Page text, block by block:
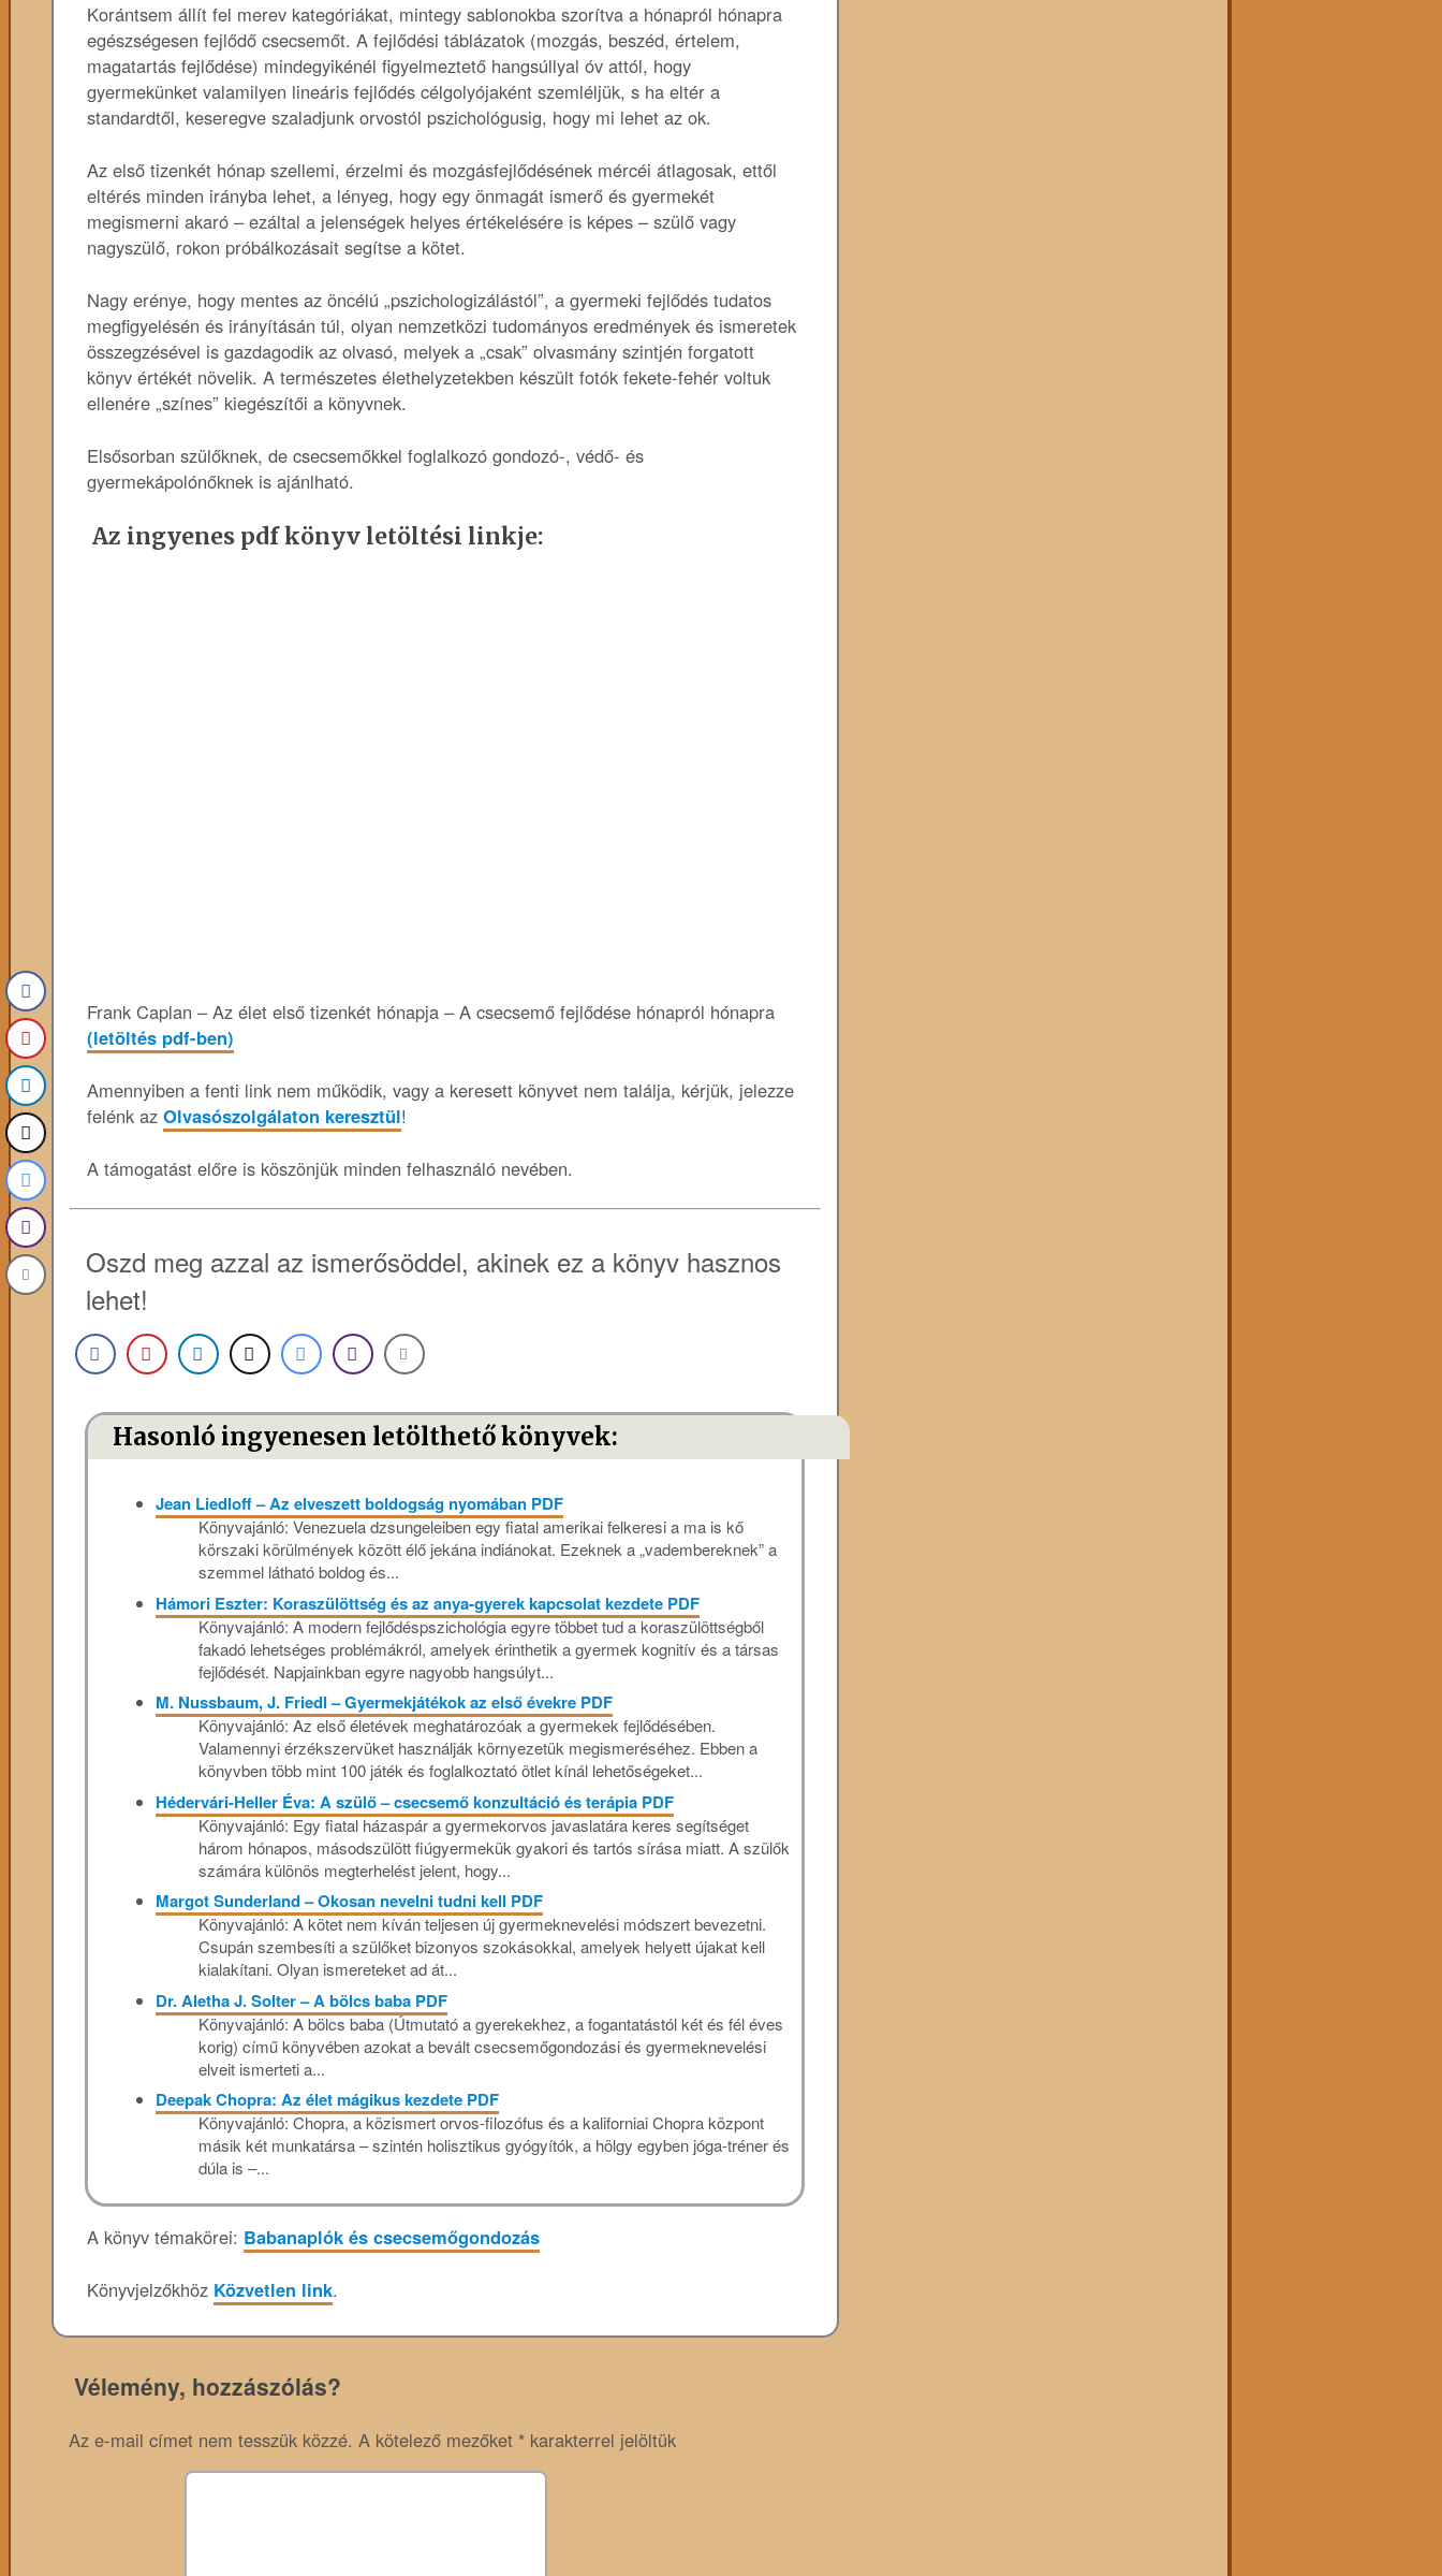
Korántsem állít fel merev kategóriákat, mintegy sablonokba szorítva a hónapról hónapra
egészségesen fejlődő csecsemőt. A fejlődési táblázatok (mozgás, beszéd, értelem,
magatartás fejlődése) mindegyikénél figyelmeztető hangsúllyal óv attól, hogy
gyermekünket valamilyen lineáris fejlődés célgolyójaként szemléljük, s ha eltér a
standardtől, keseregve szaladjunk orvostól pszichológusig, hogy mi lehet az ok.
Az első tizenkét hónap szellemi, érzelmi és mozgásfejlődésének mércéi átlagosak, ettől
eltérés minden irányba lehet, a lényeg, hogy egy önmagát ismerő és gyermekét
megismerni akaró – ezáltal a jelenségek helyes értékelésére is képes – szülő vagy
nagyszülő, rokon próbálkozásait segítse a kötet.
Nagy erénye, hogy mentes az öncélú „pszichologizálástól”, a gyermeki fejlődés tudatos
megfigyelésén és irányításán túl, olyan nemzetközi tudományos eredmények és ismeretek
összegzésével is gazdagodik az olvasó, melyek a „csak” olvasmány szintjén forgatott
könyv értékét növelik. A természetes élethelyzetekben készült fotók fekete-fehér voltuk
ellenére „színes” kiegészítői a könyvnek.
Elsősorban szülőknek, de csecsemőkkel foglalkozó gondozó-, védő- és
gyermekápolónőknek is ajánlható.
Az ingyenes pdf könyv letöltési linkje:
Frank Caplan – Az élet első tizenkét hónapja – A csecsemő fejlődése hónapról hónapra
(letöltés pdf-ben)
Amennyiben a fenti link nem működik, vagy a keresett könyvet nem találja, kérjük, jelezze
felénk az Olvasószolgálaton keresztül!
A támogatást előre is köszönjük minden felhasználó nevében.
Oszd meg azzal az ismerősöddel, akinek ez a könyv hasznos
lehet!
Hasonló ingyenesen letölthető könyvek:
Jean Liedloff – Az elveszett boldogság nyomában PDF
Könyvajánló: Venezuela dzsungeleiben egy fiatal amerikai felkeresi a ma is kő
körszaki körülmények között élő jekána indiánokat. Ezeknek a „vadembereknek” a
szemmel látható boldog és...
Hámori Eszter: Koraszülöttség ​és az anya-gyerek kapcsolat kezdete PDF
Könyvajánló: A ​​modern fejlődéspszichológia egyre többet tud a koraszülöttségből
fakadó lehetséges problémákról, amelyek érinthetik a gyermek kognitív és a társas
fejlődését. Napjainkban egyre nagyobb hangsúlyt...
M. Nussbaum, J. Friedl – Gyermekjátékok az első évekre PDF
Könyvajánló: Az első életévek meghatározóak a gyermekek fejlődésében.
Valamennyi érzékszervüket használják környezetük megismeréséhez. Ebben a
könyvben több mint 100 játék és foglalkoztató ötlet kínál lehetőségeket...
Hédervári-Heller Éva: A szülő – csecsemő konzultáció és terápia PDF
Könyvajánló: Egy fiatal házaspár a gyermekorvos javaslatára keres segítséget
három hónapos, másodszülött fiúgyermekük gyakori és tartós sírása miatt. A szülők
számára különös megterhelést jelent, hogy...
Margot Sunderland – Okosan nevelni tudni kell PDF
Könyvajánló: A kötet nem kíván teljesen új gyermeknevelési módszert bevezetni.
Csupán szembesíti a szülőket bizonyos szokásokkal, amelyek helyett újakat kell
kialakítani. Olyan ismereteket ad át...
Dr. Aletha J. Solter – A bölcs baba PDF
Könyvajánló: A bölcs baba (Útmutató a gyerekekhez, a fogantatástól két és fél éves
korig) című könyvében azokat a bevált csecsemőgondozási és gyermeknevelési
elveit ismerteti a...
Deepak Chopra: Az élet mágikus kezdete PDF
Könyvajánló: Chopra, a közismert orvos-filozófus és a kaliforniai Chopra központ
másik két munkatársa – szintén holisztikus gyógyítók, a hölgy egyben jóga-tréner és
dúla is –...
A könyv témakörei: Babanaplók és csecsemőgondozás
Könyvjelzőkhöz Közvetlen link.
Vélemény, hozzászólás?
Az e-mail címet nem tesszük közzé. A kötelező mezőket * karakterrel jelöltük